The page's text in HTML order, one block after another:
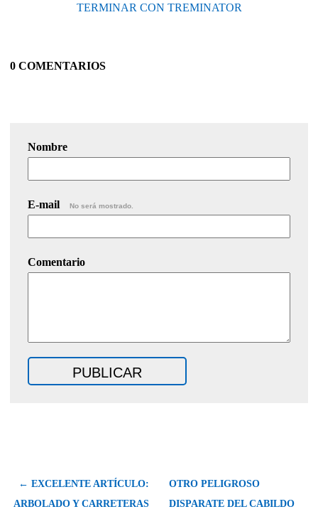
TERMINAR CON TREMINATOR
0 COMENTARIOS
Nombre
E-mail No será mostrado.
Comentario
← EXCELENTE ARTÍCULO:
ARBOLADO Y CARRETERAS
OTRO PELIGROSO
DISPARATE DEL CABILDO